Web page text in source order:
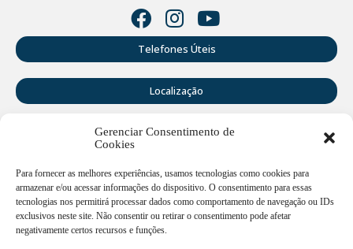
Gerenciar Consentimento de
Cookies
Para fornecer as melhores experiências, usamos tecnologias como cookies para
armazenar e/ou acessar informações do dispositivo. O consentimento para essas
tecnologias nos permitirá processar dados como comportamento de navegação ou IDs
exclusivos neste site. Não consentir ou retirar o consentimento pode afetar
negativamente certos recursos e funções.
Telefones Úteis
Localização
Perguntas Frequentes
Webmail
Rua Doutor Cruz Machado, 205 - Centro - União da Vitória -
PR